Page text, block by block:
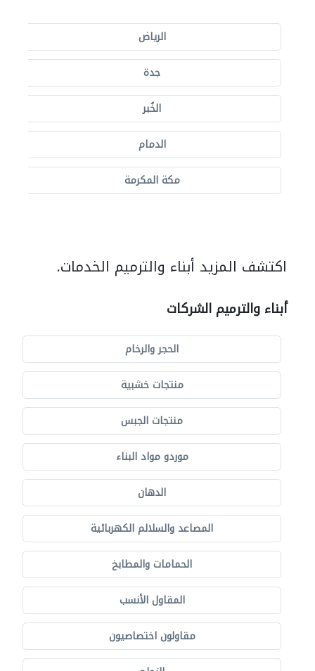
الرياض
جدة
الخُبر
الدمام
مكة المكرمة
اكتشف المزيد أبناء والترميم الخدمات.
أبناء والترميم الشركات
الحجر والرخام
منتجات خشبية
منتجات الجبس
موردو مواد البناء
الدهان
المصاعد والسلالم الكهربائية
الحمامات والمطابخ
المقاول الأنسب
مقاولون اختصاصيون